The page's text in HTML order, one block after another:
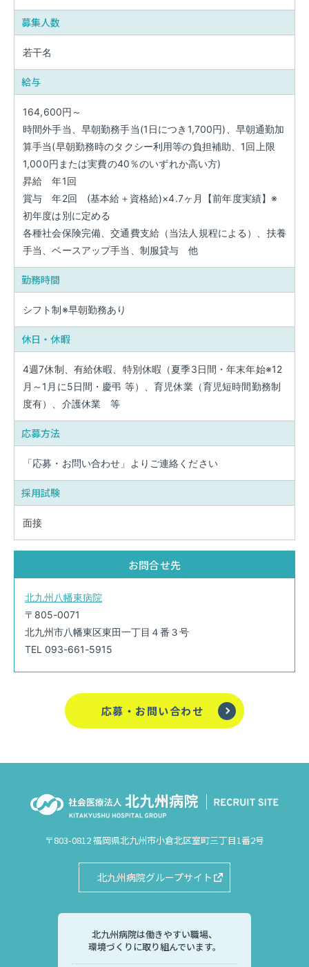
募集人数
若干名
給与
164,600円～
時間外手当、早朝勤務手当(1日につき1,700円)、早朝通勤加
算手当(早朝勤務時のタクシー利用等の負担補助、1回上限
1,000円または実費の40％のいずれか高い方)
昇給 年1回
賞与 年2回 (基本給＋資格給)×4.7ヶ月【前年度実績】※
初年度は別に定める
各種社会保険完備、交通費支給（当法人規程による）、扶養
手当、ベースアップ手当、制服貸与 他
勤務時間
シフト制※早朝勤務あり
休日・休暇
4週7休制、有給休暇、特別休暇（夏季3日間・年末年始※12
月～1月に5日間・慶弔 等）、育児休業（育児短時間勤務制
度有）、介護休業 等
応募方法
「応募・お問い合わせ」よりご連絡ください
採用試験
面接
お問合せ先
北九州八幡東病院
〒805-0071
北九州市八幡東区東田一丁目４番３号
TEL 093-661-5915
応募・お問い合わせ
〒803-0812 福岡県北九州市小倉北区室町三丁目1番2号
北九州病院グループサイト
北九州病院は働きやすい職場、
環境づくりに取り組んでいます。